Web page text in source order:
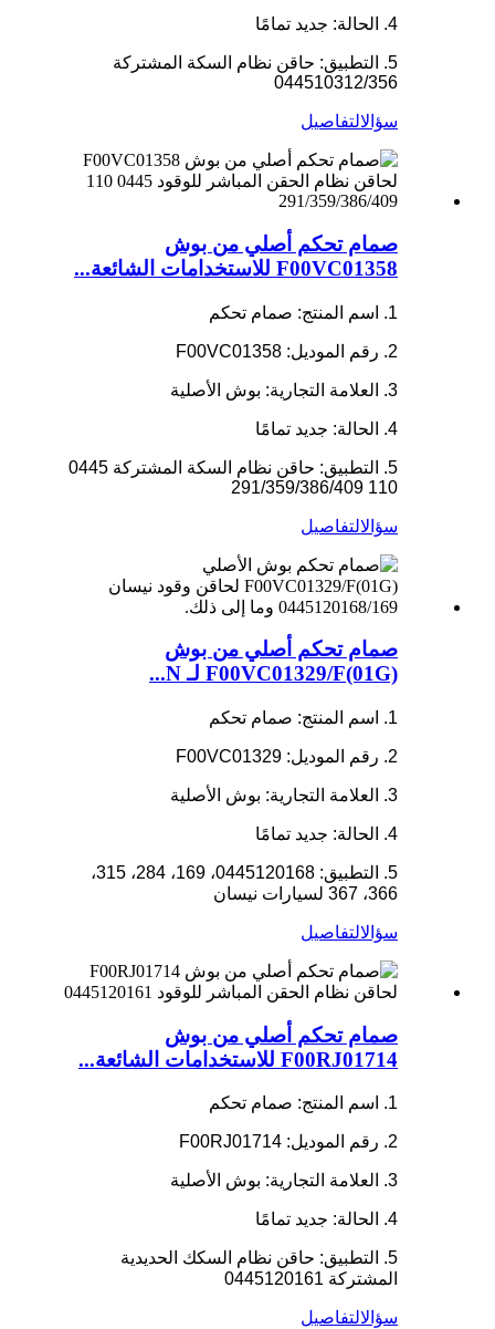
4. الحالة: جديد تمامًا
5. التطبيق: حاقن نظام السكة المشتركة
044510312/356
سؤالالتفاصيل
صمام تحكم أصلي من بوش
F00VC01358 للاستخدامات الشائعة...
1. اسم المنتج: صمام تحكم
2. رقم الموديل: F00VC01358
3. العلامة التجارية: بوش الأصلية
4. الحالة: جديد تمامًا
5. التطبيق: حاقن نظام السكة المشتركة 0445
110 291/359/386/409
سؤالالتفاصيل
صمام تحكم أصلي من بوش
F00VC01329/F(01G) لـ N...
1. اسم المنتج: صمام تحكم
2. رقم الموديل: F00VC01329
3. العلامة التجارية: بوش الأصلية
4. الحالة: جديد تمامًا
5. التطبيق: 0445120168، 169، 284، 315،
366، 367 لسيارات نيسان
سؤالالتفاصيل
صمام تحكم أصلي من بوش
F00RJ01714 للاستخدامات الشائعة...
1. اسم المنتج: صمام تحكم
2. رقم الموديل: F00RJ01714
3. العلامة التجارية: بوش الأصلية
4. الحالة: جديد تمامًا
5. التطبيق: حاقن نظام السكك الحديدية
المشتركة 0445120161
سؤالالتفاصيل